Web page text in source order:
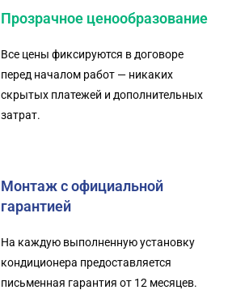
Прозрачное ценообразование
Все цены фиксируются в договоре
перед началом работ — никаких
скрытых платежей и дополнительных
затрат.
Монтаж с официальной
гарантией
На каждую выполненную установку
кондиционера предоставляется
письменная гарантия от 12 месяцев.